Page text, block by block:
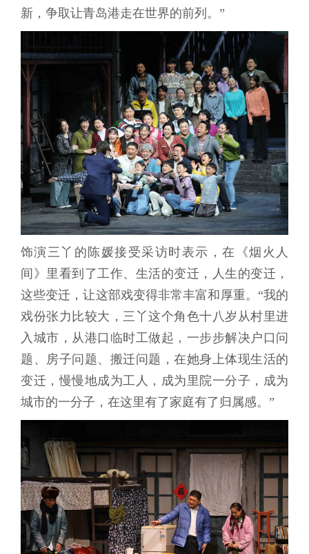
新，争取让青岛港走在世界的前列。”
饰演三丫的陈媛接受采访时表示，在《烟火人
间》里看到了工作、生活的变迁，人生的变迁，
这些变迁，让这部戏变得非常丰富和厚重。“我的
戏份张力比较大，三丫这个角色十八岁从村里进
入城市，从港口临时工做起，一步步解决户口问
题、房子问题、搬迁问题，在她身上体现生活的
变迁，慢慢地成为工人，成为里院一分子，成为
城市的一分子，在这里有了家庭有了归属感。”